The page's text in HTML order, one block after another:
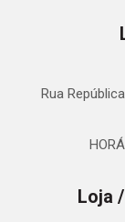
Rua
Loja